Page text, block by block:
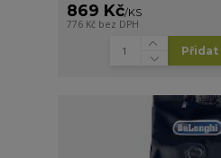
869 Kč/KS
776 Kč bez DPH
Přidat